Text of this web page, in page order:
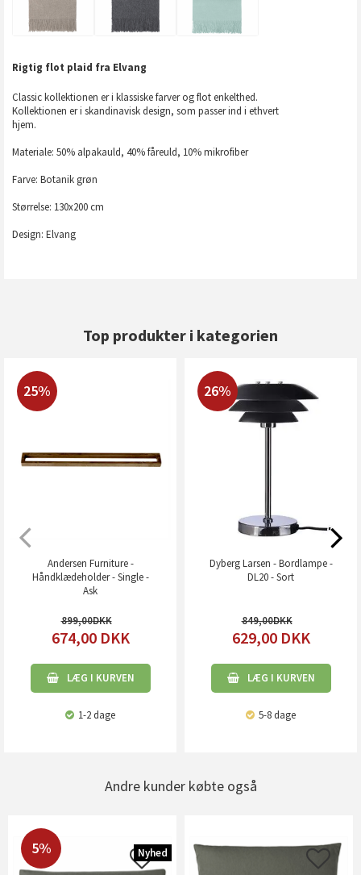
Rigtig flot plaid fra Elvang
Classic kollektionen er i klassiske farver og flot enkelthed.
Kollektionen er i skandinavisk design, som passer ind i ethvert
hjem.
Materiale: 50% alpakauld, 40% fåreuld, 10% mikrofiber
Farve: Botanik grøn
Størrelse: 130x200 cm
Design: Elvang
Top produkter i kategorien
25%
Andersen Furniture -
Håndklædeholder - Single -
Ask
899,00
674,00 DKK
LÆG I KURVEN
1-2 dage
26%
Dyberg Larsen - Bordlampe -
DL20 - Sort
849,00
629,00 DKK
LÆG I KURVEN
5-8 dage
Andre kunder købte også
5% Nyhed